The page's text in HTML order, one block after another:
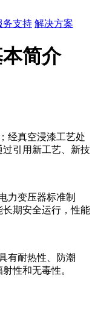
务支持 解决方案
简介
经真空浸漆工艺处
引用新工艺、新技
力变压器标准制
期安全运行，性能
有耐热性、防潮
性和无毒性。